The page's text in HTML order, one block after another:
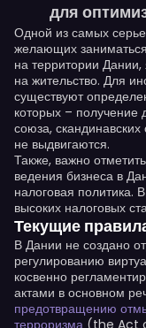
для
Одной из самых
желающих
на территории
на жительство. Для
существуют
которых – получение
союза,
не выдвигаются.
Также, важно
ведения бизнеса в
налоговая политика.
высоких налоговых
Текущие
В Дании не создано
регулированию
косвенно
актами в основном
предотвращению
терроризма (the Act